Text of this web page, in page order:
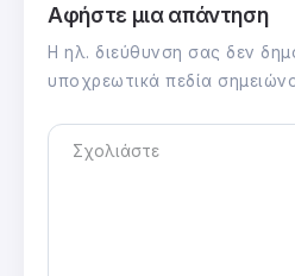
Αφήστε μια απάντηση
Η ηλ. διεύθυνση σας δεν
υποχρεωτικά πεδία